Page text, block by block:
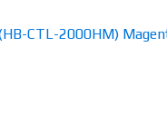
CTL-2000HM)